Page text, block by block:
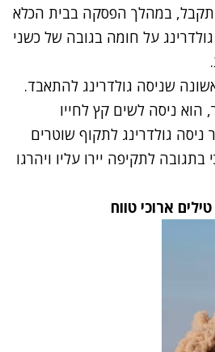
במהלך הפסקה בבית הכלא
על חומה בגובה של כשני
שניסה גולדרינג להתאבד.
ניסה לשים קץ לחייו
ניסה גולדרינג לתקוף שוטרים
בתגובה לתקיפה יירו עליו ויהרגו
ארוכי טווח